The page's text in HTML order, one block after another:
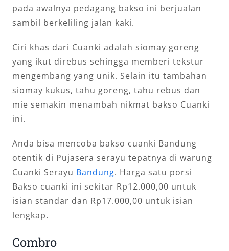
pada awalnya pedagang bakso ini berjualan
sambil berkeliling jalan kaki.
Ciri khas dari Cuanki adalah siomay goreng
yang ikut direbus sehingga memberi tekstur
mengembang yang unik. Selain itu tambahan
siomay kukus, tahu goreng, tahu rebus dan
mie semakin menambah nikmat bakso Cuanki
ini.
Anda bisa mencoba bakso cuanki Bandung
otentik di Pujasera serayu tepatnya di warung
Cuanki Serayu Bandung. Harga satu porsi
Bakso cuanki ini sekitar Rp12.000,00 untuk
isian standar dan Rp17.000,00 untuk isian
lengkap.
Combro